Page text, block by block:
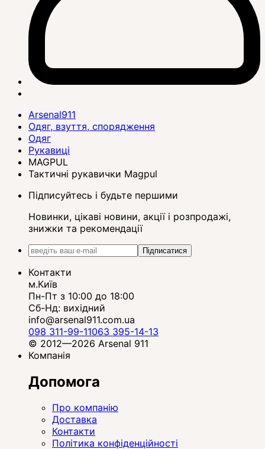
Arsenal911
Одяг, взуття, спорядження
Одяг
Рукавиці
MAGPUL
Тактичні рукавички Magpul
Підписуйтесь і будьте першими
Новинки, цікаві новини, акції і розпродажі,
знижки та рекомендації
Підписатися
Контакти
м.Київ
Пн-Пт з 10:00 до 18:00
Сб-Нд: вихідний
info@arsenal911.com.ua
098 311-99-11063 395-14-13
© 2012—2026 Arsenal 911
Компанія
Допомога
Про компанію
Доставка
Контакти
Політика конфіденційності